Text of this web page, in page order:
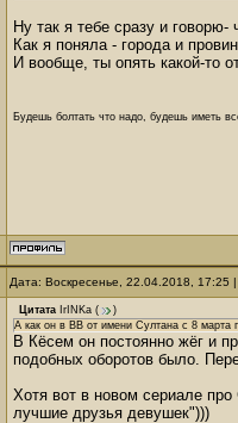
Ну так я тебе сразу и
Как я поняла - города и
И вообще, ты опять какой-то
Будешь болтать что надо, будешь иметь
Дата: Воскресенье, 22.04.2018,
Цитата IrINKa (
)
А как он в ВВ от имени Султана с 8 марта
В Кёсем он постоянно жёг и
подобных оборотов было.
Хотя вот в новом сериале
лучшие друзья девушек")))